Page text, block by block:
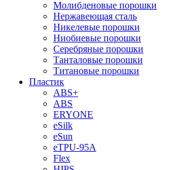
Молибденовые порошки
Нержавеющая сталь
Никелевые порошки
Ниобиевые порошки
Серебряные порошки
Танталовые порошки
Титановые порошки
Пластик
ABS+
ABS
ERYONE
eSilk
eSun
eTPU-95A
Flex